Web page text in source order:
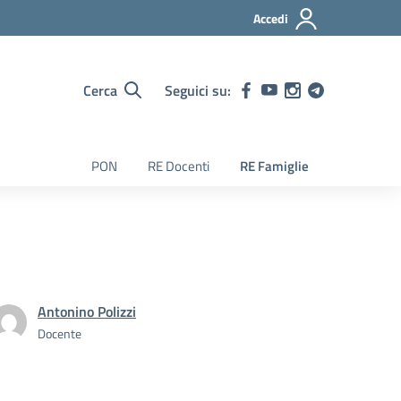
Accedi
Cerca Seguici su:
PON RE Docenti RE Famiglie
Antonino Polizzi
Docente